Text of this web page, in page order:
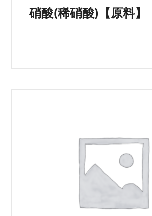
硝酸(稀硝酸)【原料】